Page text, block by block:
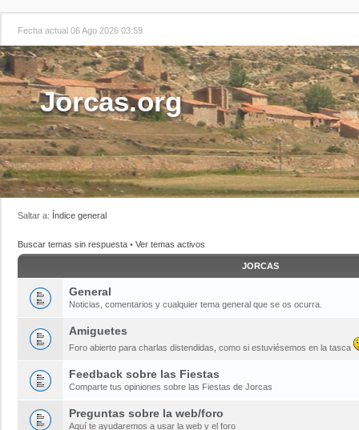
Fecha actual 06 Ago 2026 03:59
Jorcas.org
Saltar a: Índice general
Buscar temas sin respuesta • Ver temas activos
JORCAS
General
Noticias, comentarios y cualquier tema general que se os ocurra.
Amiguetes
Foro abierto para charlas distendidas, como si estuviésemos en la tasca
Feedback sobre las Fiestas
Comparte tus opiniones sobre las Fiestas de Jorcas
Preguntas sobre la web/foro
Aquí te ayudaremos a usar la web y el foro